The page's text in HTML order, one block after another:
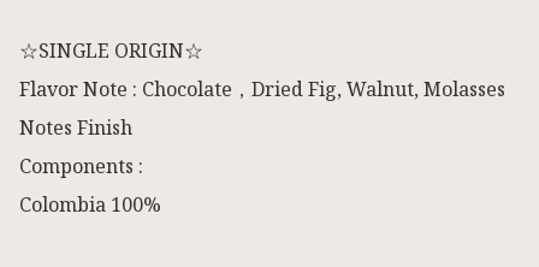
☆SINGLE ORIGIN☆
Flavor Note : Chocolate，Dried Fig, Walnut, Molasses
Notes Finish
Components :
Colombia 100%